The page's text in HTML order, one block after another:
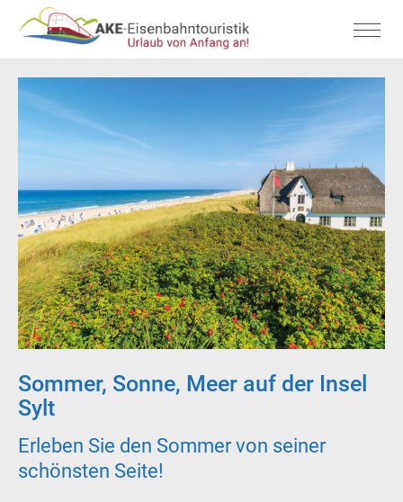
Sommer, Sonne, Meer auf der Insel
Sylt
Erleben Sie den Sommer von seiner
schönsten Seite!